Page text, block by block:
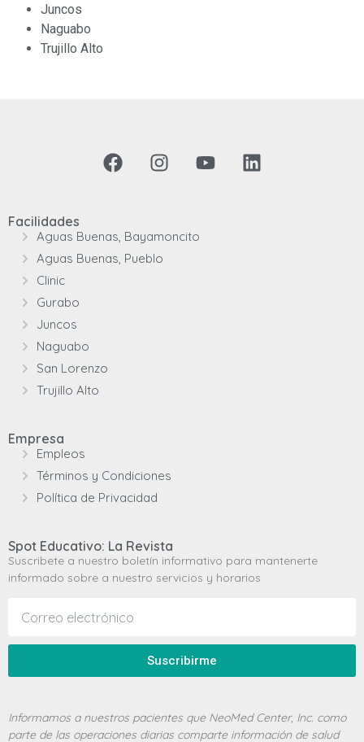
Juncos
Naguabo
Trujillo Alto
Facilidades
Aguas Buenas, Bayamoncito
Aguas Buenas, Pueblo
Clinic
Gurabo
Juncos
Naguabo
San Lorenzo
Trujillo Alto
Empresa
Empleos
Términos y Condiciones
Política de Privacidad
Spot Educativo: La Revista
Suscribete a nuestro boletín informativo para mantenerte
informado sobre a nuestro servicios y horarios
Suscribirme
Informamos a nuestros pacientes que NeoMed Center, Inc. como
parte de las operaciones diarias comparte información de salud